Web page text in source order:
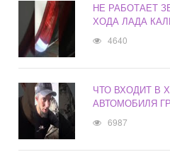
НЕ РАБОТАЕТ
ХОДА ЛАДА
4640
ЧТО ВХОДИТ В
АВТОМОБИЛЯ
6987